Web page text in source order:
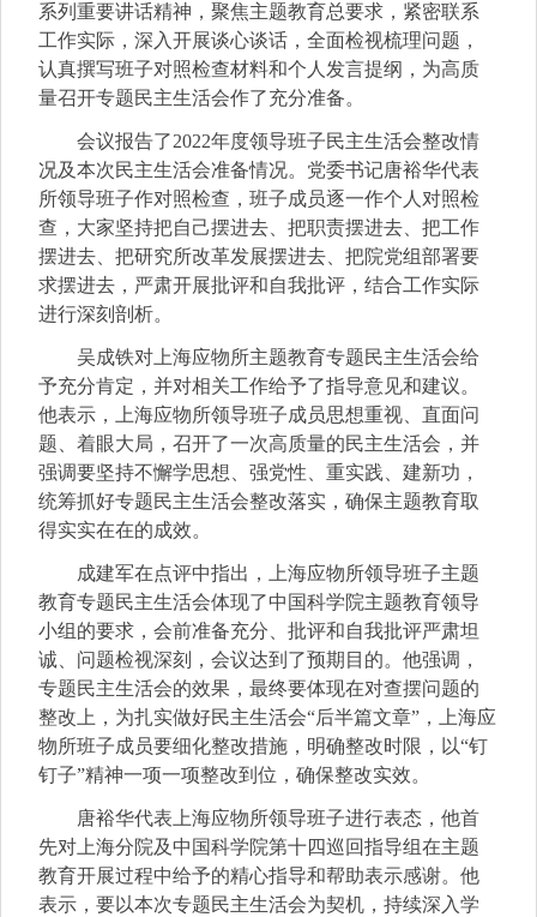
系列重要讲话精神，聚焦主题教育总要求，紧密联系
工作实际，深入开展谈心谈话，全面检视梳理问题，
认真撰写班子对照检查材料和个人发言提纲，为高质
量召开专题民主生活会作了充分准备。
会议报告了2022年度领导班子民主生活会整改情
况及本次民主生活会准备情况。党委书记唐裕华代表
所领导班子作对照检查，班子成员逐一作个人对照检
查，大家坚持把自己摆进去、把职责摆进去、把工作
摆进去、把研究所改革发展摆进去、把院党组部署要
求摆进去，严肃开展批评和自我批评，结合工作实际
进行深刻剖析。
吴成铁对上海应物所主题教育专题民主生活会给
予充分肯定，并对相关工作给予了指导意见和建议。
他表示，上海应物所领导班子成员思想重视、直面问
题、着眼大局，召开了一次高质量的民主生活会，并
强调要坚持不懈学思想、强党性、重实践、建新功，
统筹抓好专题民主生活会整改落实，确保主题教育取
得实实在在的成效。
成建军在点评中指出，上海应物所领导班子主题
教育专题民主生活会体现了中国科学院主题教育领导
小组的要求，会前准备充分、批评和自我批评严肃坦
诚、问题检视深刻，会议达到了预期目的。他强调，
专题民主生活会的效果，最终要体现在对查摆问题的
整改上，为扎实做好民主生活会“后半篇文章”，上海应
物所班子成员要细化整改措施，明确整改时限，以“钉
钉子”精神一项一项整改到位，确保整改实效。
唐裕华代表上海应物所领导班子进行表态，他首
先对上海分院及中国科学院第十四巡回指导组在主题
教育开展过程中给予的精心指导和帮助表示感谢。他
表示，要以本次专题民主生活会为契机，持续深入学